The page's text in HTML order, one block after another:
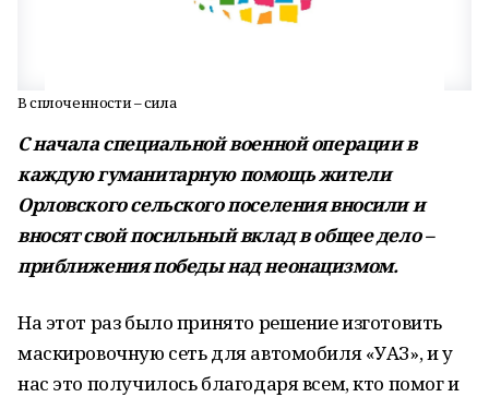
В сплоченности – сила
С начала специальной военной операции в
каждую гуманитарную помощь жители
Орловского сельского поселения вносили и
вносят свой посильный вклад в общее дело –
приближения победы над неонацизмом.
На этот раз было принято решение изготовить
маскировочную сеть для автомобиля «УАЗ», и у
нас это получилось благодаря всем, кто помог и